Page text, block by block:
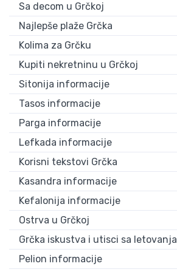
Sa decom u Grčkoj
Najlepše plaže Grčka
Kolima za Grčku
Kupiti nekretninu u Grčkoj
Sitonija informacije
Tasos informacije
Parga informacije
Lefkada informacije
Korisni tekstovi Grčka
Kasandra informacije
Kefalonija informacije
Ostrva u Grčkoj
Grčka iskustva i utisci sa letovanja
Pelion informacije